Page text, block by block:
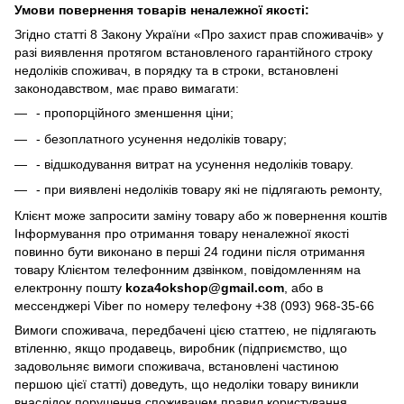
Умови повернення товарів неналежної якості:
Згідно статті 8 Закону України «Про захист прав споживачів» у
разі виявлення протягом встановленого гарантійного строку
недоліків споживач, в порядку та в строки, встановлені
законодавством, має право вимагати:
- пропорційного зменшення ціни;
- безоплатного усунення недоліків товару;
- відшкодування витрат на усунення недоліків товару.
- при виявлені недоліків товару які не підлягають ремонту,
Клієнт може запросити заміну товару або ж повернення коштів
Інформування про отримання товару неналежної якості
повинно бути виконано в перші 24 години після отримання
товару Клієнтом телефонним дзвінком, повідомленням на
електронну пошту koza4okshop@gmail.com , або в
мессенджері Viber по номеру телефону +38 (093) 968-35-66
Вимоги споживача, передбачені цією статтею, не підлягають
втіленню, якщо продавець, виробник (підприємство, що
задовольняє вимоги споживача, встановлені частиною
першою цієї статті) доведуть, що недоліки товару виникли